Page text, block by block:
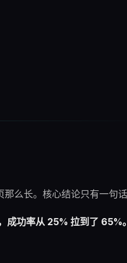
么长。核心结论只有一句话
功率从 25% 拉到了 65%。